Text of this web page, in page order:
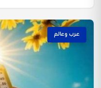
عرب وعالم